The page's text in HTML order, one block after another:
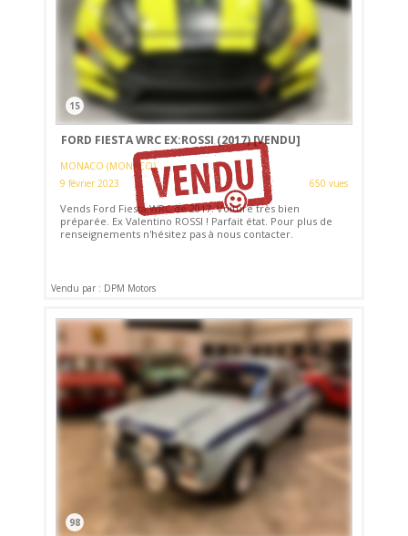
15
FORD FIESTA WRC EX:ROSSI (2017)[VENDU]
MONACO (MONACO)
9 février 2023
650 vues
Vends Ford Fiesta WRC de 2017. Voiture très bien
préparée. Ex Valentino ROSSI ! Parfait état. Pour plus de
renseignements n'hésitez pas à nous contacter.
Vendu par : DPM Motors
98